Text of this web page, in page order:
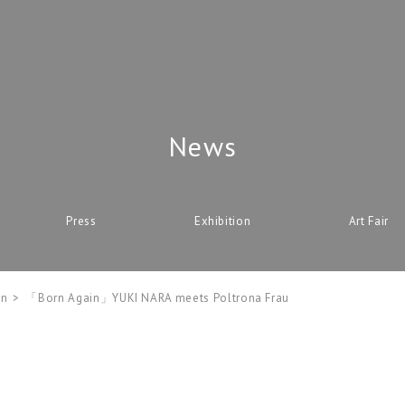
News
Press Exhibition Art Fair
「Born Again」YUKI NARA meets Poltrona Frau